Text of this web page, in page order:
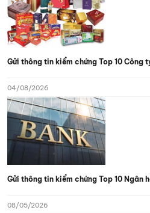
Gửi thông tin kiểm chứng Top 10 Công
04/08/2026
Gửi thông tin kiểm chứng Top 10 Ngân
08/05/2026